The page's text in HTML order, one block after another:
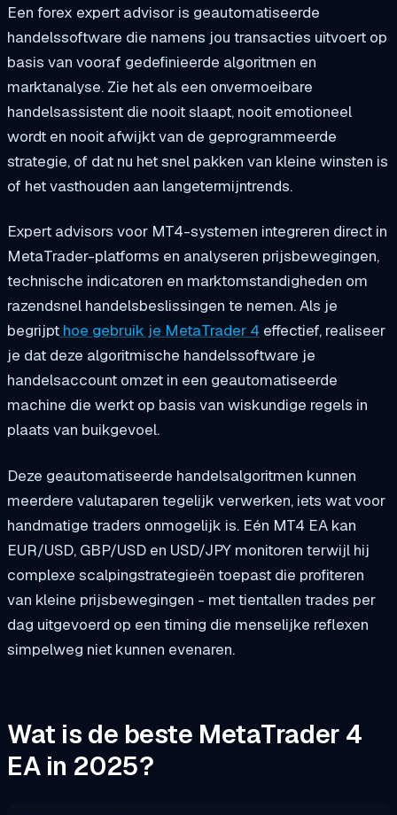
Een forex expert advisor is geautomatiseerde
handelssoftware die namens jou transacties uitvoert op
basis van vooraf gedefinieerde algoritmen en
marktanalyse. Zie het als een onvermoeibare
handelsassistent die nooit slaapt, nooit emotioneel
wordt en nooit afwijkt van de geprogrammeerde
strategie, of dat nu het snel pakken van kleine winsten is
of het vasthouden aan langetermijntrends.
Expert advisors voor MT4-systemen integreren direct in
MetaTrader-platforms en analyseren prijsbewegingen,
technische indicatoren en marktomstandigheden om
razendsnel handelsbeslissingen te nemen. Als je
begrijpt hoe gebruik je MetaTrader 4 effectief, realiseer
je dat deze algoritmische handelssoftware je
handelsaccount omzet in een geautomatiseerde
machine die werkt op basis van wiskundige regels in
plaats van buikgevoel.
Deze geautomatiseerde handelsalgoritmen kunnen
meerdere valutaparen tegelijk verwerken, iets wat voor
handmatige traders onmogelijk is. Eén MT4 EA kan
EUR/USD, GBP/USD en USD/JPY monitoren terwijl hij
complexe scalpingstrategieën toepast die profiteren
van kleine prijsbewegingen - met tientallen trades per
dag uitgevoerd op een timing die menselijke reflexen
simpelweg niet kunnen evenaren.
Wat is de beste MetaTrader 4
EA in 2025?